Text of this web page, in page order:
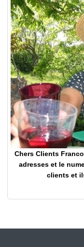
Chers Clients
adresses et le
clients et